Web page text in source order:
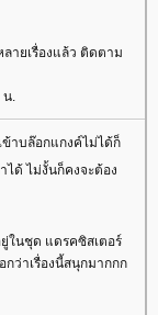
ายเรื่องแล้ว ติดตาม
น.
ข้าบล๊อกแกงค์ไม่ได้ก็
ได้ ไม่งั้นก็คงจะต้อง
ในชุด แดรคซิสเตอร์
ว่าเรื่องนี้สนุกมากกก